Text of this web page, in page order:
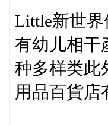
Little新世
有幼儿相干
种多样类此
用品百貨店